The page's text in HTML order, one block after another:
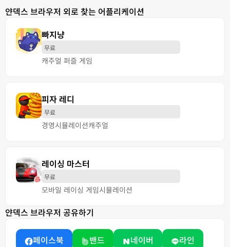
얀덱스 브라우저 외로 찾는 어플리케이션
빠지냥
무료
캐주얼 퍼즐 게임
피자 레디
무료
경영시뮬레이션캐주얼
레이싱 마스터
무료
모바일 레이싱 게임시뮬레이션
얀덱스 브라우저 공유하기
페이스북 밴드 네이버
라인